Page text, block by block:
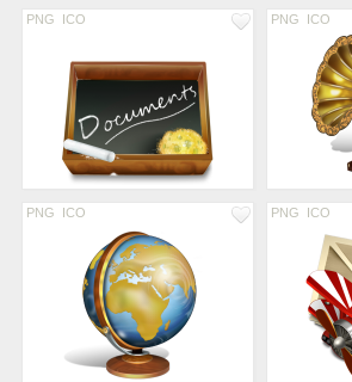
PNG ICO PNG ICO
PNG ICO PNG ICO